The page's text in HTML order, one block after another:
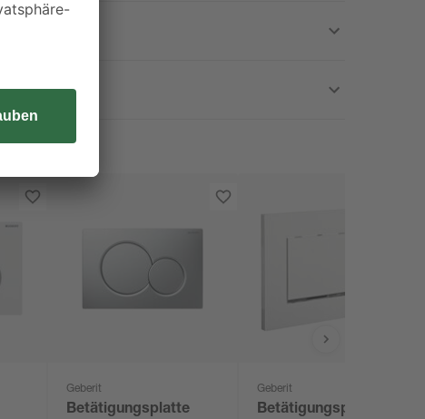
Geberit
Betätigungsplatte
Geberit
Betätigungsplatte für